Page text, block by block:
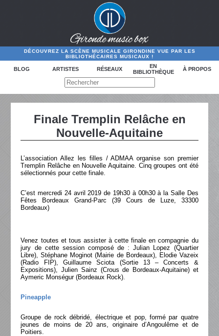
DÉCOUVREZ LA SCÈNE MUSICALE GIRONDINE VUE PAR LES
BIBLIOTHÉCAIRES MUSICAUX !
BLOG ARTISTES RÉSEAUX
EN
BIBLIOTHÈQUE
À PROPOS
Finale Tremplin Relâche en
Nouvelle-Aquitaine
L’association Allez les filles / ADMAA organise son premier
Tremplin Relâche en Nouvelle Aquitaine. Cinq groupes ont été
sélectionnés pour cette finale.
C’est mercredi 24 avril 2019 de 19h30 à 00h30 à la Salle Des
Fêtes Bordeaux Grand-Parc (39 Cours de Luze, 33300
Bordeaux)
Venez toutes et tous assister à cette finale en compagnie du
jury de cette session composé de : Julian Lopez (Quartier
Libre), Stéphane Moginot (Mairie de Bordeaux), Elodie Vazeix
(Radio FIP), Guillaume Sciota (Sortie 13 – Concerts &
Expositions), Julien Sainz (Crous de Bordeaux-Aquitaine) et
Aymeric Monségur (Bordeaux Rock).
Pineapple
Groupe de rock débridé, électrique et pop, formé par quatre
jeunes de moins de 20 ans, originaire d’Angoulême et de
Poitiers.